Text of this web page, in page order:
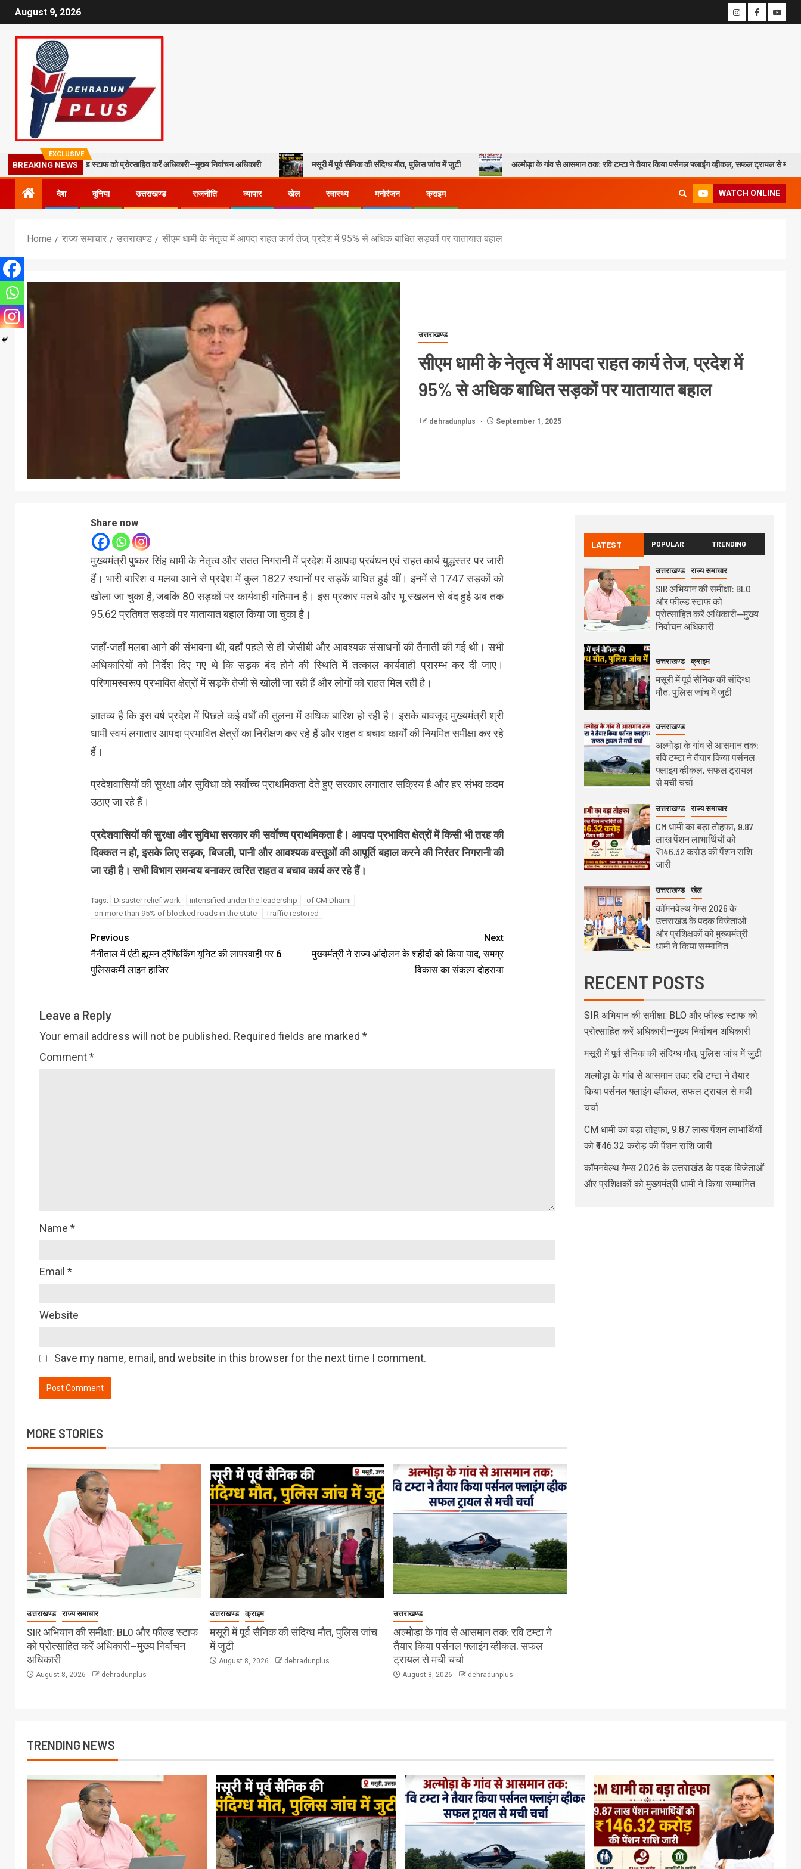
August 9, 2026
EXCLUSIVE
BREAKING NEWS
और फील्ड स्टाफ को प्रोत्साहित करें अधिकारी—मुख्य निर्वाचन अधिकारी मसूरी में पूर्व सैनिक की संदिग्ध मौत, पुलिस जांच में जुटी अल्मोड़ा के गांव से आसमान तक: रवि टम्टा ने तैयार किया पर्सनल फ्लाइंग व्हीकल, सफल ट्रायल से मची चर्चा
देश दुनिया उत्तराखण्ड राजनीति व्यापार खेल स्वास्थ्य मनोरंजन क्राइम WATCH ONLINE
Home राज्य समाचार उत्तराखण्ड सीएम धामी के नेतृत्व में आपदा राहत कार्य तेज, प्रदेश में 95% से अधिक बाधित सड़कों पर यातायात बहाल
उत्तराखण्ड
सीएम धामी के नेतृत्व में आपदा राहत कार्य तेज, प्रदेश में
95% से अधिक बाधित सड़कों पर यातायात बहाल
dehradunplus September 1, 2025
Share now
मुख्यमंत्री पुष्कर सिंह धामी के नेतृत्व और सतत निगरानी में प्रदेश में आपदा प्रबंधन एवं राहत कार्य युद्धस्तर पर जारी
हैं। भारी बारिश व मलबा आने से प्रदेश में कुल 1827 स्थानों पर सड़कें बाधित हुई थीं। इनमें से 1747 सड़कों को
खोला जा चुका है, जबकि 80 सड़कों पर कार्यवाही गतिमान है। इस प्रकार मलबे और भू स्खलन से बंद हुई अब तक
95.62 प्रतिषत सड़कों पर यातायात बहाल किया जा चुका है।
जहाँ-जहाँ मलबा आने की संभावना थी, वहाँ पहले से ही जेसीबी और आवश्यक संसाधनों की तैनाती की गई थी। सभी
अधिकारियों को निर्देश दिए गए थे कि सड़क बंद होने की स्थिति में तत्काल कार्यवाही प्रारम्भ कर दी जाए।
परिणामस्वरूप प्रभावित क्षेत्रों में सड़कें तेज़ी से खोली जा रही हैं और लोगों को राहत मिल रही है।
ज्ञातव्य है कि इस वर्ष प्रदेश में पिछले कई वर्षों की तुलना में अधिक बारिश हो रही है। इसके बावजूद मुख्यमंत्री श्री
धामी स्वयं लगातार आपदा प्रभावित क्षेत्रों का निरीक्षण कर रहे हैं और राहत व बचाव कार्यों की नियमित समीक्षा कर रहे
हैं।
प्रदेशवासियों की सुरक्षा और सुविधा को सर्वोच्च प्राथमिकता देते हुए सरकार लगातार सक्रिय है और हर संभव कदम
उठाए जा रहे हैं।
प्रदेशवासियों की सुरक्षा और सुविधा सरकार की सर्वाेच्च प्राथमिकता है। आपदा प्रभावित क्षेत्रों में किसी भी तरह की
दिक्कत न हो, इसके लिए सड़क, बिजली, पानी और आवश्यक वस्तुओं की आपूर्ति बहाल करने की निरंतर निगरानी की
जा रही है। सभी विभाग समन्वय बनाकर त्वरित राहत व बचाव कार्य कर रहे हैं।
Tags: Disaster relief work intensified under the leadership
of CM Dhami
on more than 95% of blocked roads in the state
Traffic restored
Previous
नैनीताल में एंटी ह्यूमन ट्रैफिकिंग यूनिट की लापरवाही पर 6
पुलिसकर्मी लाइन हाजिर
Next
मुख्यमंत्री ने राज्य आंदोलन के शहीदों को किया याद, समग्र
विकास का संकल्प दोहराया
Leave a Reply
Your email address will not be published. Required fields are marked *
Comment*
Name *
Email *
Website
Save my name, email, and website in this browser for the next time I comment.
MORE STORIES
उत्तराखण्ड राज्य समाचार
SIR अभियान की समीक्षा: BLO और फील्ड स्टाफ
को प्रोत्साहित करें अधिकारी—मुख्य निर्वाचन
अधिकारी
August 8, 2026 dehradunplus
उत्तराखण्ड क्राइम
मसूरी में पूर्व सैनिक की संदिग्ध मौत, पुलिस जांच
में जुटी
August 8, 2026 dehradunplus
उत्तराखण्ड
अल्मोड़ा के गांव से आसमान तक: रवि टम्टा ने
तैयार किया पर्सनल फ्लाइंग व्हीकल, सफल
ट्रायल से मची चर्चा
August 8, 2026 dehradunplus
LATEST POPULAR TRENDING
उत्तराखण्ड राज्य समाचार
SIR अभियान की समीक्षा: BLO
और फील्ड स्टाफ को
प्रोत्साहित करें अधिकारी—मुख्य
निर्वाचन अधिकारी
उत्तराखण्ड क्राइम
मसूरी में पूर्व सैनिक की संदिग्ध
मौत, पुलिस जांच में जुटी
उत्तराखण्ड
अल्मोड़ा के गांव से आसमान तक:
रवि टम्टा ने तैयार किया पर्सनल
फ्लाइंग व्हीकल, सफल ट्रायल
से मची चर्चा
उत्तराखण्ड राज्य समाचार
CM धामी का बड़ा तोहफा, 9.87
लाख पेंशन लाभार्थियों को
₹146.32 करोड़ की पेंशन राशि
जारी
उत्तराखण्ड खेल
कॉमनवेल्थ गेम्स 2026 के
उत्तराखंड के पदक विजेताओं
और प्रशिक्षकों को मुख्यमंत्री
धामी ने किया सम्मानित
RECENT POSTS
SIR अभियान की समीक्षा: BLO और फील्ड स्टाफ को
प्रोत्साहित करें अधिकारी—मुख्य निर्वाचन अधिकारी
मसूरी में पूर्व सैनिक की संदिग्ध मौत, पुलिस जांच में जुटी
अल्मोड़ा के गांव से आसमान तक: रवि टम्टा ने तैयार
किया पर्सनल फ्लाइंग व्हीकल, सफल ट्रायल से मची
चर्चा
CM धामी का बड़ा तोहफा, 9.87 लाख पेंशन लाभार्थियों
को ₹146.32 करोड़ की पेंशन राशि जारी
कॉमनवेल्थ गेम्स 2026 के उत्तराखंड के पदक विजेताओं
और प्रशिक्षकों को मुख्यमंत्री धामी ने किया सम्मानित
TRENDING NEWS